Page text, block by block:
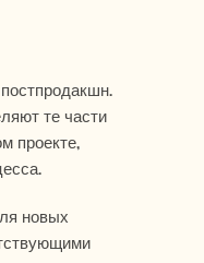
те части
проекте,
новых